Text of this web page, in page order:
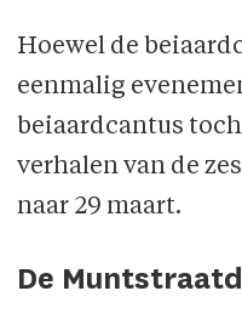
Hoewel de
eenmalig
beiaardcantus
verhalen van de
naar 29 maart.
De